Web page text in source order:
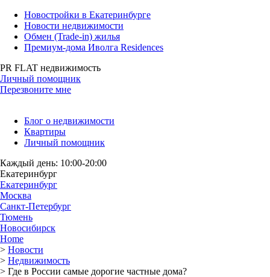
Новостройки в Екатеринбурге
Новости недвижимости
Обмен (Trade-in) жилья
Премиум-дома Иволга Residences
PR FLAT недвижимость
Личный помощник
Перезвоните мне
Блог о недвижимости
Квартиры
Личный помощник
Каждый день: 10:00-20:00
Екатеринбург
Екатеринбург
Москва
Санкт-Петербург
Тюмень
Новосибирск
Home
> Новости
> Недвижимость
> Где в России самые дорогие частные дома?